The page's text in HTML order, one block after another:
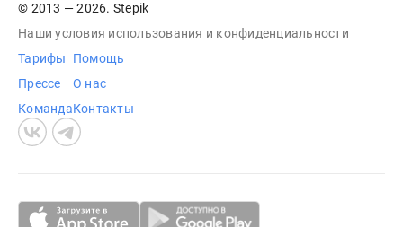
© 2013 — 2026. Stepik
Наши условия использования и конфиденциальности
Тарифы
Прессе
Команда
Помощь
О нас
Контакты